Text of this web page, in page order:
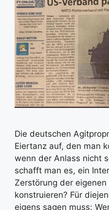
Die deutschen
Eiertanz auf, den man
wenn der Anlass nicht
schafft man es, ein
Zerstörung der eigenen
konstruieren? Für
eigens sagen muss: